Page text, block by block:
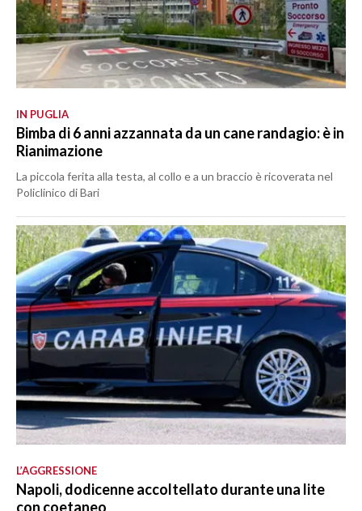
IN PUGLIA
Bimba di 6 anni azzannata da un cane randagio: è in
Rianimazione
La piccola ferita alla testa, al collo e a un braccio è ricoverata nel
Policlinico di Bari
L’AGGRESSIONE
Napoli, dodicenne accoltellato durante una lite
con coetaneo